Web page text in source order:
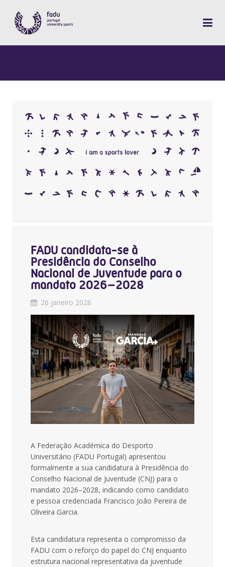
FADU candidata-se à
Presidência do Conselho
Nacional de Juventude para o
mandato 2026–2028
26 janeiro 2026
A Federação Académica do Desporto
Universitário (FADU Portugal) apresentou
formalmente a sua candidatura à Presidência do
Conselho Nacional de Juventude (CNJ) para o
mandato 2026–2028, indicando como candidato
e pessoa credenciada Francisco João Pereira de
Oliveira Garcia.
Esta candidatura representa o compromisso da
FADU com o reforço do papel do CNJ enquanto
estrutura nacional representativa da juventude